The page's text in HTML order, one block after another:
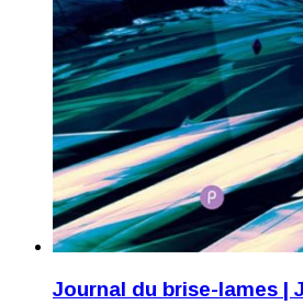
Journal du brise-lames |